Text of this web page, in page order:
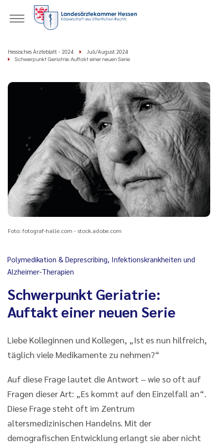
Hessisches Ärzteblatt - 2024 Juli/August 2024
Schwerpunkt Geriatrie: Auftakt einer neuen Serie
Foto: fotograf-halle.com - stock.adobe.com
Polymedikation & Deprescribing, Infektionskrankheiten und
Alzheimer-Therapien
Schwerpunkt Geriatrie:
Auftakt einer neuen Serie
Liebe Kolleginnen und Kollegen, „Ist es nun hilfreich,
täglich viele Medikamente zu nehmen?“
Auf diese Frage lautet die Antwort – wie so oft auf
Fragen dieser Art: „Es kommt auf den Einzelfall an“.
Diese Frage steht oft im Zentrum
altersmedizinischen Handelns. Mit der
demografischen Entwicklung erlangt sie aber nicht